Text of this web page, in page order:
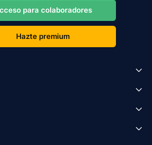
para colaboradores
Hazte premium